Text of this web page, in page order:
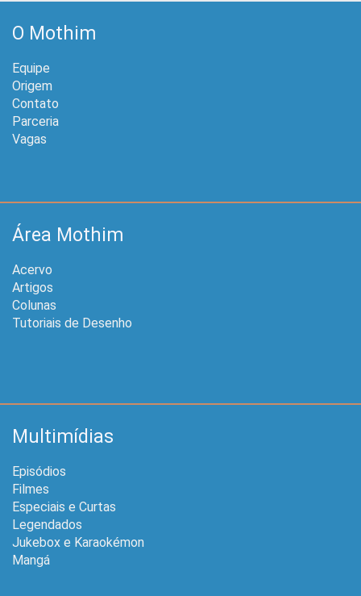
O Mothim
Equipe
Origem
Contato
Parceria
Vagas
Área Mothim
Acervo
Artigos
Colunas
Tutoriais de Desenho
Multimídias
Episódios
Filmes
Especiais e Curtas
Legendados
Jukebox e Karaokémon
Mangá